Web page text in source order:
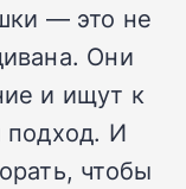
— это не
Они
и ищут к
подход. И
чтобы